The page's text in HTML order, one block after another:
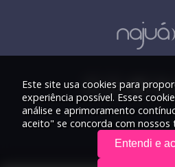
Este site usa cookies para
experiência possível. Esses
análise e aprimoramento
aceito" se concorda com nossos
Entendi e